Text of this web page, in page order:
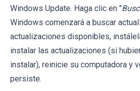
Windows Update. Haga clic en "
Windows comenzará a buscar
actualizaciones disponibles,
instalar las actualizaciones (si
instalar), reinicie su computadora y
persiste.